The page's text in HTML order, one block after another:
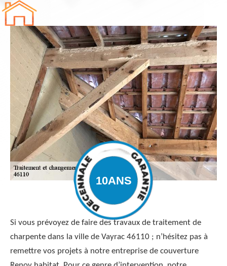
Si vous prévoyez de faire des travaux de traitement de
charpente dans la ville de Vayrac 46110 ; n’hésitez pas à
remettre vos projets à notre entreprise de couverture